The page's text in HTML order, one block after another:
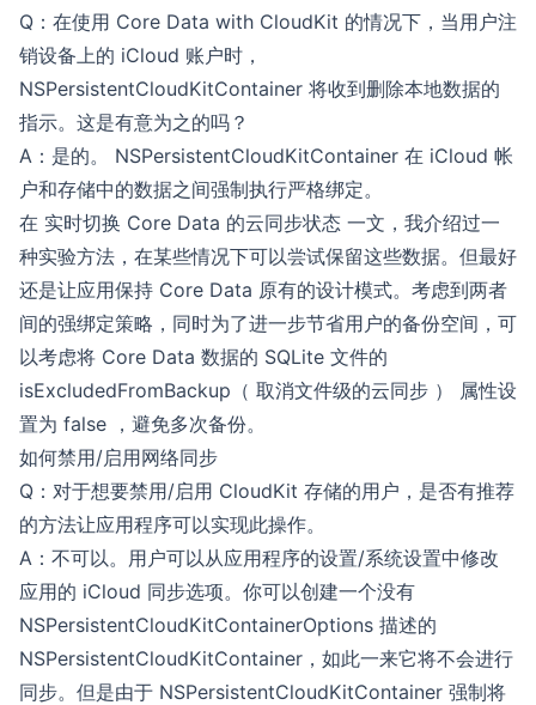
Q：在使用 Core Data with CloudKit 的情况下，当用户注
销设备上的 iCloud 账户时，
NSPersistentCloudKitContainer 将收到删除本地数据的
指示。这是有意为之的吗？
A：是的。 NSPersistentCloudKitContainer 在 iCloud 帐
户和存储中的数据之间强制执行严格绑定。
在 实时切换 Core Data 的云同步状态 一文，我介绍过一
种实验方法，在某些情况下可以尝试保留这些数据。但最好
还是让应用保持 Core Data 原有的设计模式。考虑到两者
间的强绑定策略，同时为了进一步节省用户的备份空间，可
以考虑将 Core Data 数据的 SQLite 文件的
isExcludedFromBackup（ 取消文件级的云同步 ） 属性设
置为 false ，避免多次备份。
如何禁用/启用网络同步
Q：对于想要禁用/启用 CloudKit 存储的用户，是否有推荐
的方法让应用程序可以实现此操作。
A：不可以。用户可以从应用程序的设置/系统设置中修改
应用的 iCloud 同步选项。你可以创建一个没有
NSPersistentCloudKitContainerOptions 描述的
NSPersistentCloudKitContainer，如此一来它将不会进行
同步。但是由于 NSPersistentCloudKitContainer 强制将